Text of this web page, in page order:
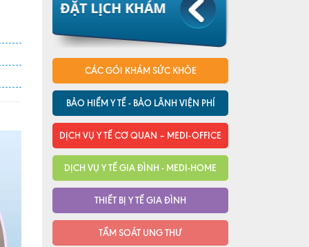
CÁC GÓI KHÁM SỨC KHỎE
BẢO HIỂM Y TẾ - BẢO LÃNH VIỆN PHÍ
DỊCH VỤ Y TẾ CƠ QUAN – MEDI-OFFICE
DỊCH VỤ Y TẾ GIA ĐÌNH - MEDI-HOME
THIẾT BỊ Y TẾ GIA ĐÌNH
TẦM SOÁT UNG THƯ